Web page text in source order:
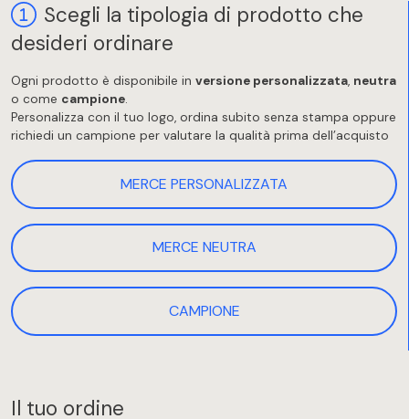
Scegli la tipologia di prodotto che
desideri ordinare
Ogni prodotto è disponibile in versione personalizzata, neutra
o come campione.
Personalizza con il tuo logo, ordina subito senza stampa oppure
richiedi un campione per valutare la qualità prima dell’acquisto
MERCE PERSONALIZZATA
MERCE NEUTRA
CAMPIONE
Il tuo ordine